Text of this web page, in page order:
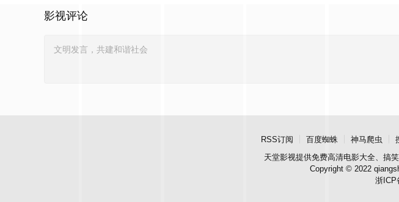
影视评论
RSS订阅 百度蜘蛛 神马爬虫
天堂影视提供免费高清电影大全、搞
Copyright © 2022
浙ICP